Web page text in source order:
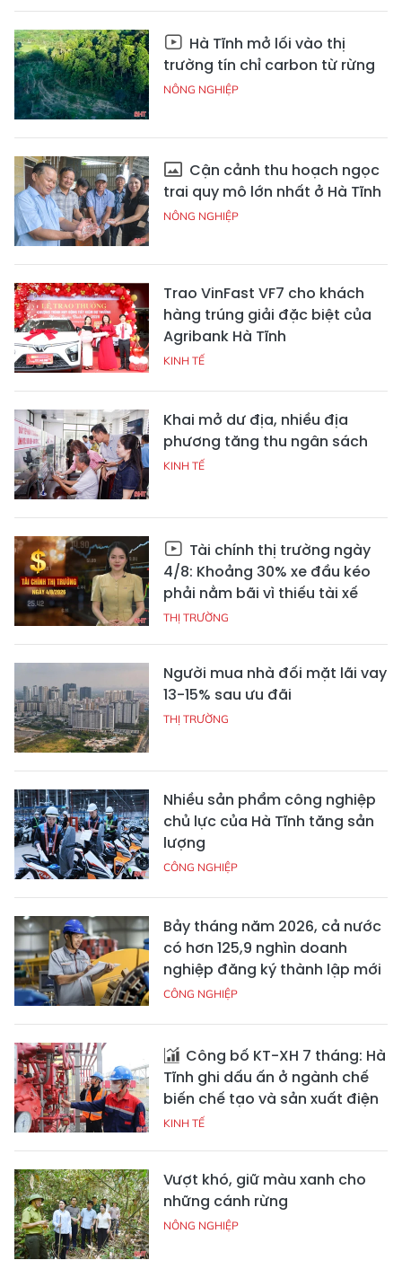
Hà Tĩnh mở lối vào thị
trường tín chỉ carbon từ rừng
NÔNG NGHIỆP
Cận cảnh thu hoạch ngọc
trai quy mô lớn nhất ở Hà Tĩnh
NÔNG NGHIỆP
Trao VinFast VF7 cho khách
hàng trúng giải đặc biệt của
Agribank Hà Tĩnh
KINH TẾ
Khai mở dư địa, nhiều địa
phương tăng thu ngân sách
KINH TẾ
Tài chính thị trường ngày
4/8: Khoảng 30% xe đầu kéo
phải nằm bãi vì thiếu tài xế
THỊ TRƯỜNG
Người mua nhà đối mặt lãi vay
13-15% sau ưu đãi
THỊ TRƯỜNG
Nhiều sản phẩm công nghiệp
chủ lực của Hà Tĩnh tăng sản
lượng
CÔNG NGHIỆP
Bảy tháng năm 2026, cả nước
có hơn 125,9 nghìn doanh
nghiệp đăng ký thành lập mới
CÔNG NGHIỆP
Công bố KT-XH 7 tháng: Hà
Tĩnh ghi dấu ấn ở ngành chế
biến chế tạo và sản xuất điện
KINH TẾ
Vượt khó, giữ màu xanh cho
những cánh rừng
NÔNG NGHIỆP